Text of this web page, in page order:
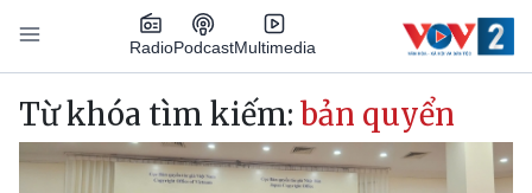
Nhảy đến nội dung
RadioPodcastMultimedia
Main navigation
Từ khóa tìm kiếm: bản quyển